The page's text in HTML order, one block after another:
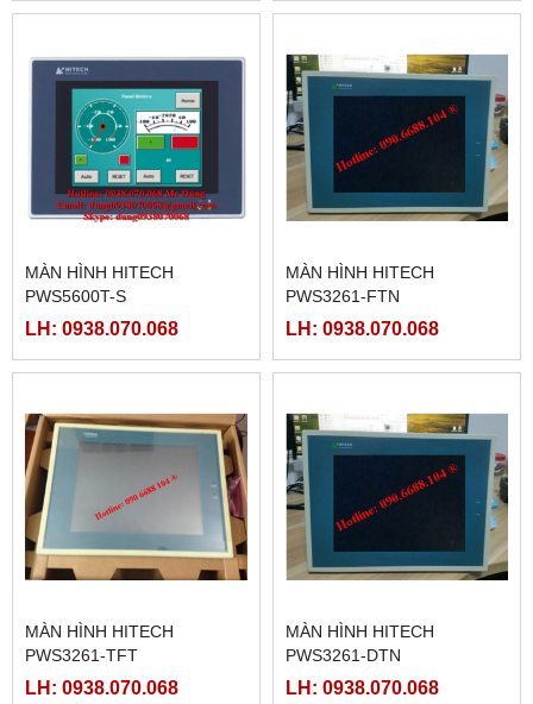
MÀN HÌNH HITECH
PWS5600T-S
LH: 0938.070.068
MÀN HÌNH HITECH
PWS3261-FTN
LH: 0938.070.068
MÀN HÌNH HITECH
PWS3261-TFT
LH: 0938.070.068
MÀN HÌNH HITECH
PWS3261-DTN
LH: 0938.070.068